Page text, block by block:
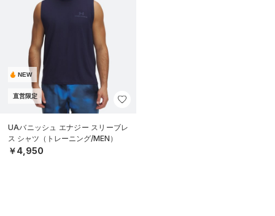
NEW
直営限定
UAバニッシュ エナジー スリーブレ
ス シャツ（トレーニング/MEN）
￥4,950